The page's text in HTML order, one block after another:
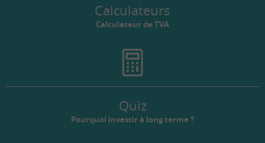
Calculateurs
Calculateur de TVA
Quiz
Pourquoi investir à long terme ?